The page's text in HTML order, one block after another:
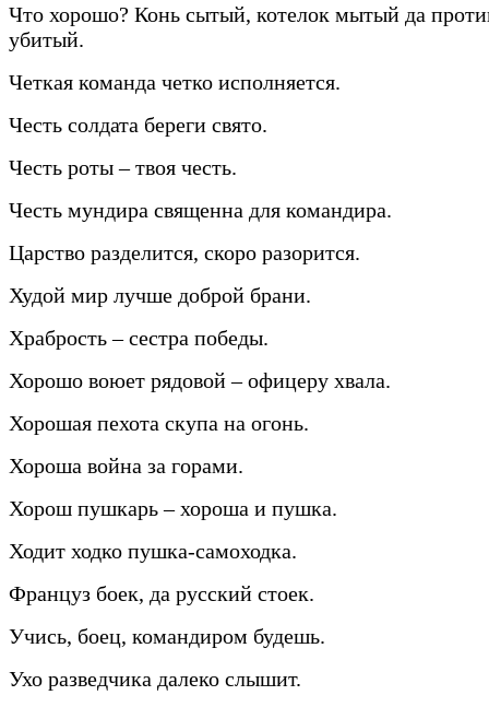
Что хорошо? Конь сытый, котелок мытый да
убитый.
Четкая команда четко исполняется.
Честь солдата береги свято.
Честь роты – твоя честь.
Честь мундира священна для командира.
Царство разделится, скоро разорится.
Худой мир лучше доброй брани.
Храбрость – сестра победы.
Хорошо воюет рядовой – офицеру хвала.
Хорошая пехота скупа на огонь.
Хороша война за горами.
Хорош пушкарь – хороша и пушка.
Ходит ходко пушка-самоходка.
Француз боек, да русский стоек.
Учись, боец, командиром будешь.
Ухо разведчика далеко слышит.